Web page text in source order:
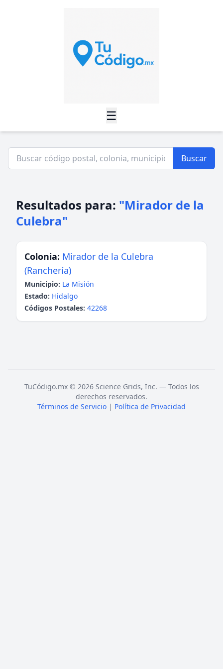
☰
Buscar
Resultados para: "Mirador de la
Culebra"
Colonia: Mirador de la Culebra
(Ranchería)
Municipio: La Misión
Estado: Hidalgo
Códigos Postales: 42268
TuCódigo.mx © 2026 Science Grids, Inc. — Todos los
derechos reservados.
Términos de Servicio | Política de Privacidad